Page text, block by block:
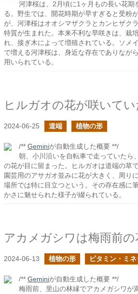
河津桜は、2月頃に1ヶ月もの長い花期
る。野生では、開花時期が早すぎると受粉
が、河津桜はオオシマザクラとカンヒザク
特質が生まれた。本来不利な早咲きは、栽
れ、接ぎ木によって増殖されている。ソメ
で増える河津桜は、身近な存在でありなが
用いられている。
ヒルガオの花が咲いてい
2024-06-25 道端 植物の形
/** Geminiが自動生成した概要 **/
朝、小川沿いを自転車で走っていたら
の花が目に留まった。ヒルガオは道端の草
園芸用のアサガオ並みに花が大きく、周り
場所では特に目立つという。その存在感に
かさに魅せられた様子が綴られている。
2024-06-13 植物の形 ビタミン・ミ
/** Geminiが自動生成した概要 **/
梅雨前、里山の林縁でアカメガシワが